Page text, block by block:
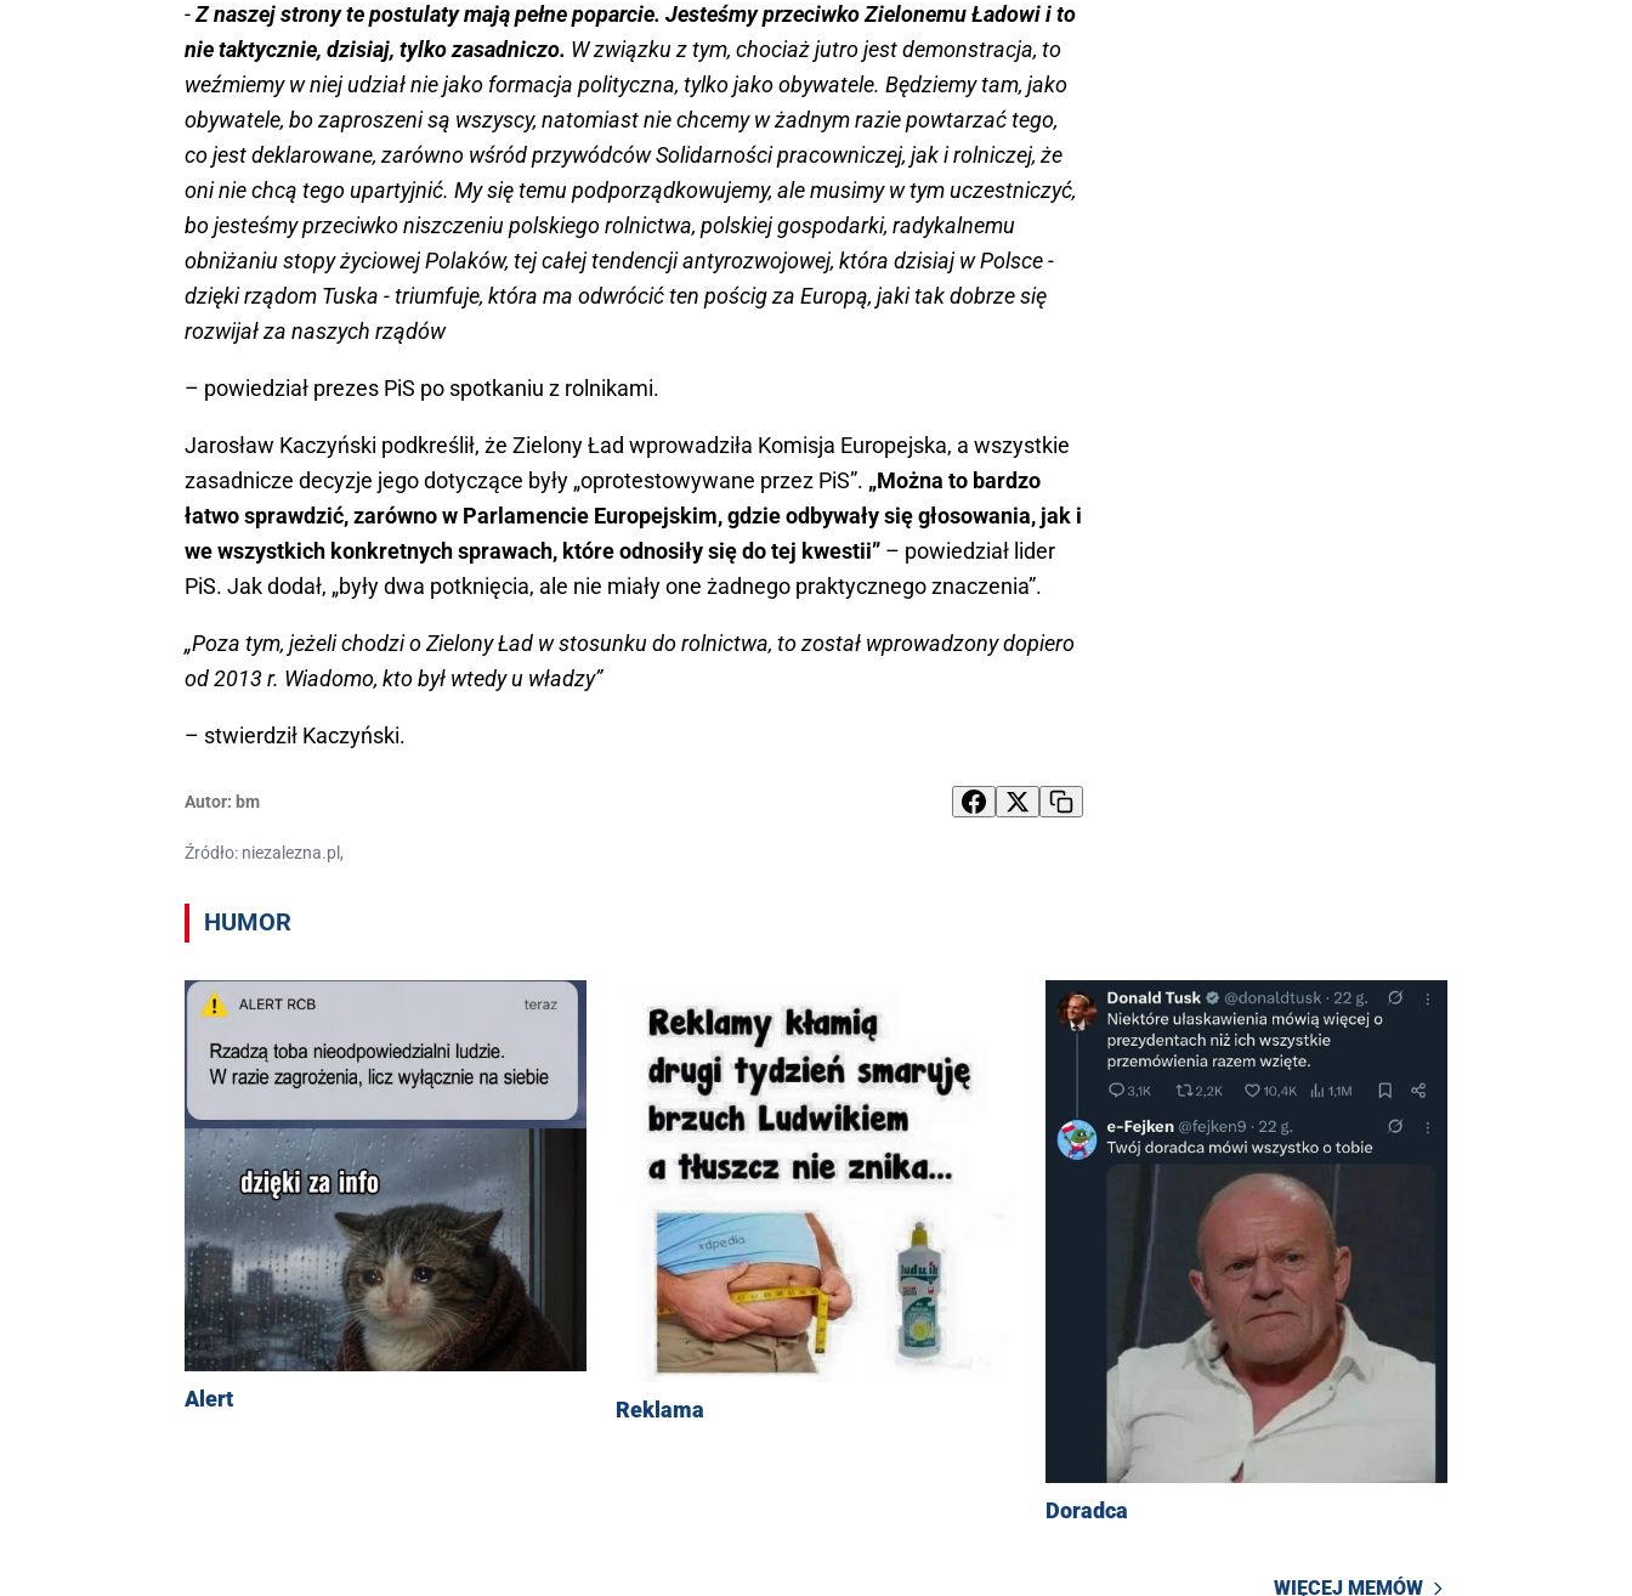
-Z naszej strony te postulaty mają pełne poparcie. Jesteśmy przeciwko Zielonemu Ładowi i to
nie taktycznie, dzisiaj, tylko zasadniczo. W związku z tym, chociaż jutro jest demonstracja, to
weźmiemy w niej udział nie jako formacja polityczna, tylko jako obywatele. Będziemy tam, jako
obywatele, bo zaproszeni są wszyscy, natomiast nie chcemy w żadnym razie powtarzać tego,
co jest deklarowane, zarówno wśród przywódców Solidarności pracowniczej, jak i rolniczej, że
oni nie chcą tego upartyjnić. My się temu podporządkowujemy, ale musimy w tym uczestniczyć,
bo jesteśmy przeciwko niszczeniu polskiego rolnictwa, polskiej gospodarki, radykalnemu
obniżaniu stopy życiowej Polaków, tej całej tendencji antyrozwojowej, która dzisiaj w Polsce -
dzięki rządom Tuska - triumfuje, która ma odwrócić ten pościg za Europą, jaki tak dobrze się
rozwijał za naszych rządów
– powiedział prezes PiS po spotkaniu z rolnikami.
Jarosław Kaczyński podkreślił, że Zielony Ład wprowadziła Komisja Europejska, a wszystkie
zasadnicze decyzje jego dotyczące były „oprotestowywane przez PiS”. „Można to bardzo
łatwo sprawdzić, zarówno w Parlamencie Europejskim, gdzie odbywały się głosowania, jak i
we wszystkich konkretnych sprawach, które odnosiły się do tej kwestii” – powiedział lider
PiS. Jak dodał, „były dwa potknięcia, ale nie miały one żadnego praktycznego znaczenia”.
„Poza tym, jeżeli chodzi o Zielony Ład w stosunku do rolnictwa, to został wprowadzony dopiero
od 2013 r. Wiadomo, kto był wtedy u władzy”
– stwierdził Kaczyński.
Autor: bm
Źródło: niezalezna.pl,
HUMOR
Alert Reklama
Doradca
WIĘCEJ MEMÓW